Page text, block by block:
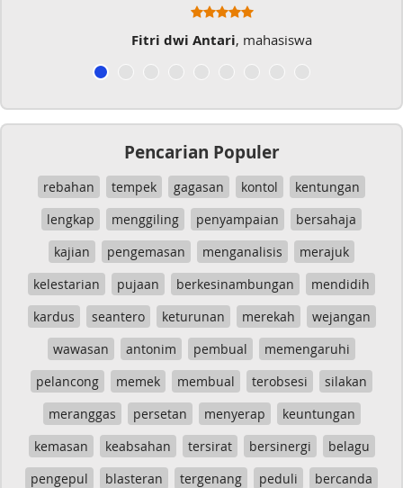
Fitri dwi Antari, mahasiswa
Pencarian Populer
rebahan tempek gagasan kontol
kentungan
lengkap
menggiling penyampaian
bersahaja
kajian
pengemasan menganalisis
merajuk
kelestarian
pujaan berkesinambungan
mendidih
kardus
seantero keturunan merekah
wejangan
wawasan
antonim pembual
memengaruhi
pelancong
memek membual terobsesi
silakan
meranggas
persetan menyerap
keuntungan
kemasan
keabsahan tersirat bersinergi
belagu
pengepul
blasteran tergenang peduli
bercanda